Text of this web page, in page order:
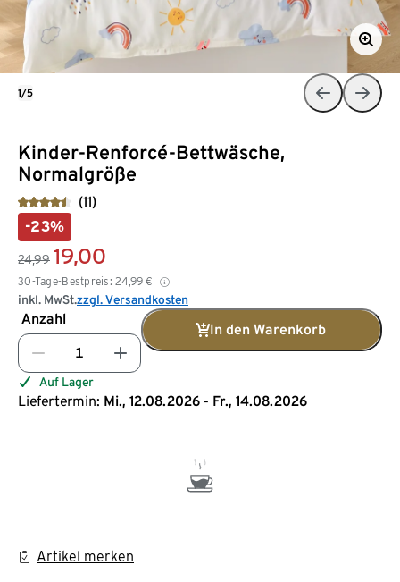
Kinder-Renforcé-Bettwäsche,
Normalgröße
(11)
-23%
24,99 19,00
30-Tage-Bestpreis: 24,99 €
inkl. MwSt.zzgl. Versandkosten
Anzahl
In den Warenkorb
Auf Lager
Liefertermin: Mi., 12.08.2026 - Fr., 14.08.2026
Artikel merken
1/5